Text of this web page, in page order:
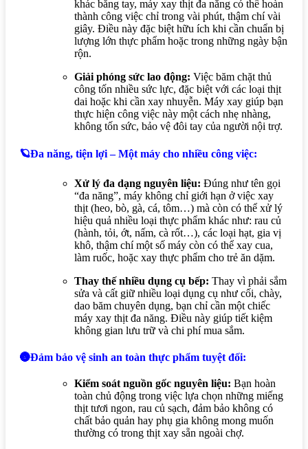
khác bằng tay, máy xay thịt đa năng có thể hoàn
thành công việc chỉ trong vài phút, thậm chí vài
giây. Điều này đặc biệt hữu ích khi cần chuẩn bị
lượng lớn thực phẩm hoặc trong những ngày bận
rộn.
Giải phóng sức lao động: Việc băm chặt thủ
công tốn nhiều sức lực, đặc biệt với các loại thịt
dai hoặc khi cần xay nhuyễn. Máy xay giúp bạn
thực hiện công việc này một cách nhẹ nhàng,
không tốn sức, bảo vệ đôi tay của người nội trợ.
🪐Đa năng, tiện lợi – Một máy cho nhiều công việc:
Xử lý đa dạng nguyên liệu: Đúng như tên gọi
“đa năng”, máy không chỉ giới hạn ở việc xay
thịt (heo, bò, gà, cá, tôm…) mà còn có thể xử lý
hiệu quả nhiều loại thực phẩm khác như: rau củ
(hành, tỏi, ớt, nấm, cà rốt…), các loại hạt, gia vị
khô, thậm chí một số máy còn có thể xay cua,
làm ruốc, hoặc xay thực phẩm cho trẻ ăn dặm.
Thay thế nhiều dụng cụ bếp: Thay vì phải sắm
sửa và cất giữ nhiều loại dụng cụ như cối, chày,
dao băm chuyên dụng, bạn chỉ cần một chiếc
máy xay thịt đa năng. Điều này giúp tiết kiệm
không gian lưu trữ và chi phí mua sắm.
🌚Đảm bảo vệ sinh an toàn thực phẩm tuyệt đối:
Kiểm soát nguồn gốc nguyên liệu: Bạn hoàn
toàn chủ động trong việc lựa chọn những miếng
thịt tươi ngon, rau củ sạch, đảm bảo không có
chất bảo quản hay phụ gia không mong muốn
thường có trong thịt xay sẵn ngoài chợ.